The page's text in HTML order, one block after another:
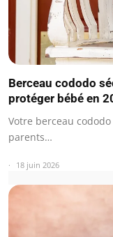
Berceau cododo
protéger bébé en
Votre berceau
parents…
18 juin 2026